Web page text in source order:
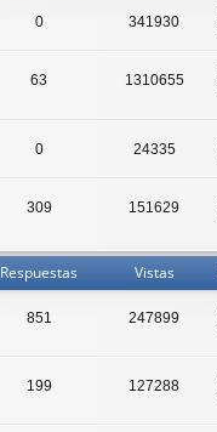
0 341930
63 1310655
0 24335
309 151629
Respuestas Vistas
851 247899
199 127288